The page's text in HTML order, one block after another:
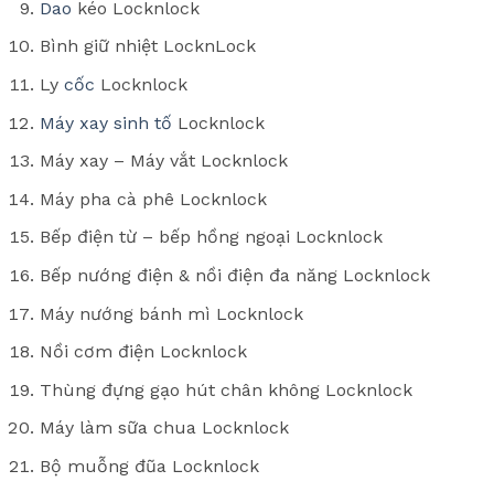
Dao kéo Locknlock
Bình giữ nhiệt LocknLock
Ly cốc Locknlock
Máy xay sinh tố Locknlock
Máy xay – Máy vắt Locknlock
Máy pha cà phê Locknlock
Bếp điện từ – bếp hồng ngoại Locknlock
Bếp nướng điện & nồi điện đa năng Locknlock
Máy nướng bánh mì Locknlock
Nồi cơm điện Locknlock
Thùng đựng gạo hút chân không Locknlock
Máy làm sữa chua Locknlock
Bộ muỗng đũa Locknlock